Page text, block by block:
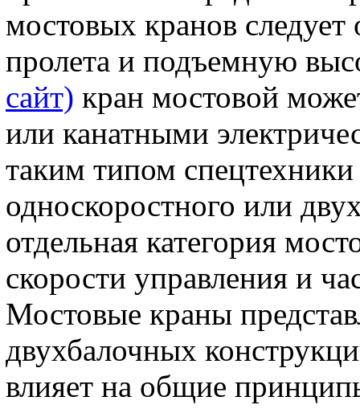
мостовых кранов
пролета и подъемную
сайт) кран мостовой
или канатными
таким типом
односкоростного или
отдельная категория
скорости управления и
Мостовые краны
двухбалочных
влияет на общие